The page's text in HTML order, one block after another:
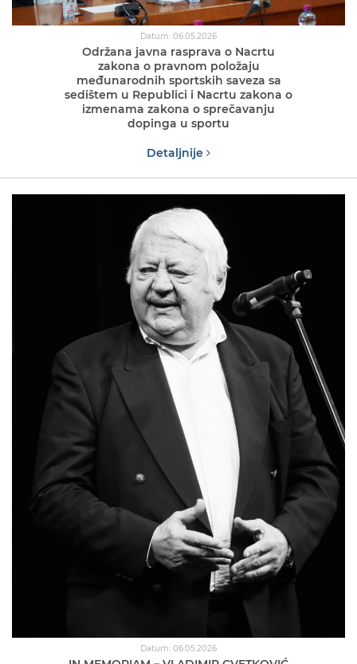
Datum: 06.05.2026
Održana javna rasprava o Nacrtu
zakona o pravnom položaju
međunarodnih sportskih saveza sa
sedištem u Republici i Nacrtu zakona o
izmenama zakona o sprečavanju
dopinga u sportu
Detaljnije
Datum: 06.05.2026